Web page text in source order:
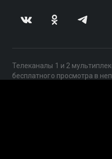
Телеканалы 1 и 2
бесплатного просмотра в